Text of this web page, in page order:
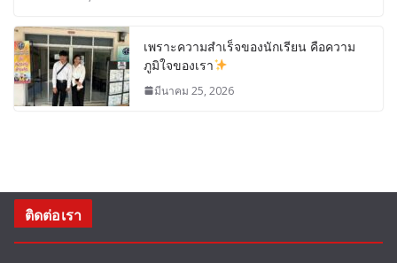
เพราะความสำเร็จของนักเรียน คือความ
ภูมิใจของเรา
มีนาคม 25, 2026
ติดต่อเรา